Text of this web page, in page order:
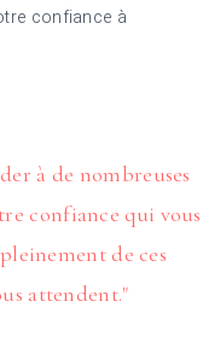
confiance à
à de nombreuses
confiance qui vous
de ces
attendent."